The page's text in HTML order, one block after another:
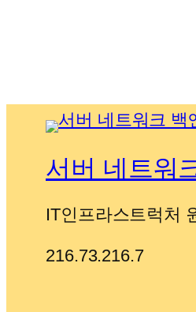
서버 네트워
IT인프라스트럭처
216.73.216.7